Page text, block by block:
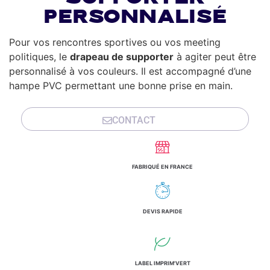
personnalisé
Pour vos rencontres sportives ou vos meeting
politiques, le drapeau de supporter à agiter peut être
personnalisé à vos couleurs. Il est accompagné d’une
hampe PVC permettant une bonne prise en main.
CONTACT
FABRIQUÉ EN FRANCE
DEVIS RAPIDE
LABEL IMPRIM'VERT